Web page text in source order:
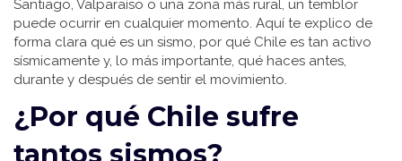
Santiago, Valparaíso o una zona más rural, un temblor
puede ocurrir en cualquier momento. Aquí te explico de
forma clara qué es un sismo, por qué Chile es tan activo
sísmicamente y, lo más importante, qué haces antes,
durante y después de sentir el movimiento.
¿Por qué Chile sufre
tantos sismos?